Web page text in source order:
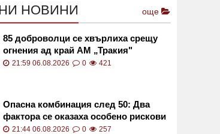
НОВИНИ още
85 доброволци се хвърлиха срещу
огнения ад край АМ „Тракия"
СНИМКИ
21:59 06.08.2026 0 421
Опасна комбинация след 50: Два
фактора се оказаха особено рискови
21:44 06.08.2026 0 257